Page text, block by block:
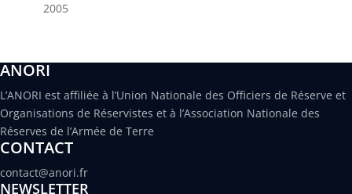
2005
ANORI
L’ANORI est affiliée à l’Union Nationale des Officiers de Réserve et
Organisations de Réservistes et à l’Association Nationale des
Réserves de l’Armée de Terre
CONTACT
contact@anori.fr
NEWSLETTER